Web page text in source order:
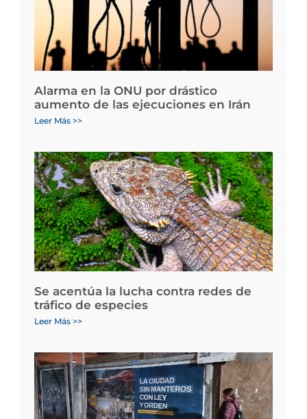
Alarma en la ONU por drástico
aumento de las ejecuciones en Irán
Leer Más >>
Se acentúa la lucha contra redes de
tráfico de especies
Leer Más >>